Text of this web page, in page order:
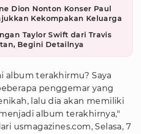
Dion Nonton Konser Paul
Kekompakan Keluarga
Taylor Swift dari Travis
Begini Detailnya
album terakhirmu? Saya
penggemar yang
lalu dia akan memiliki
album terakhirnya,"
usmagazines.com, Selasa, 7